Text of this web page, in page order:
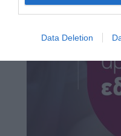
Data Deletion